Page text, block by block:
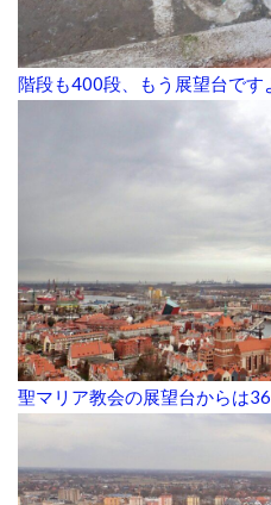
階段も400段、もう展望台です
聖マリア教会の展望台からは